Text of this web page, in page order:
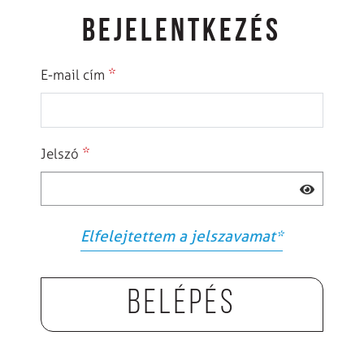
BEJELENTKEZÉS
E-mail cím *
Jelszó *
Elfelejtettem a jelszavamat*
Belépés